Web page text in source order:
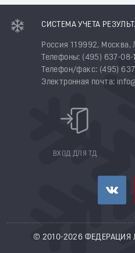
СИСТЕМА УЧЕТА
Россия 119992,
Телефоны: (495) 637-
Телефон/факс: (495)
Электронная почта:
ВХОД ДЛЯ ТД
© 2010-2026